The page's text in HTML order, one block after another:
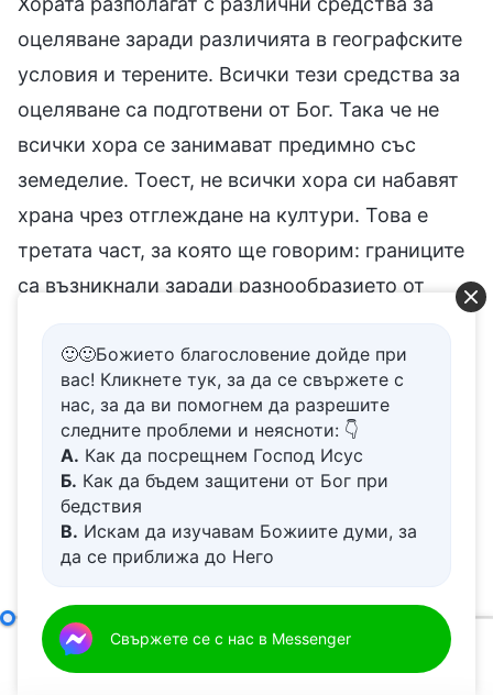
оцеляване заради различията в географските
условия и терените. Всички тези средства за
оцеляване са подготвени от Бог. Така че не
всички хора се занимават предимно със
земеделие. Тоест, не всички хора си набавят
храна чрез отглеждане на култури. Това е
третата част, за която ще говорим: границите
са възникнали заради разнообразието от
така, какви други начини на живот имат
хората? Какви други видове хора има от
гледна точка на различните източници на
храна? Има няколко основни вида.
Първият начин на живот е този на ловеца.
Всеки знае какво е това. Какво ядат хората,
птиците и зверовете от гората. „Дивеч“ е
съвременна дума. Ловците не мислят за тях
🙂🙂Божието благословение дойде при
вас! Кликнете тук, за да се свържете с
нас, за да ви помогнем да разрешите
следните проблеми и неясноти: 👇
А. Как да посрещнем Господ Исус
Б. Как да бъдем защитени от Бог при
бедствия
В. Искам да изучавам Божиите думи, за
да се приближа до Него
живот
Д.Имам молба за молитва
Свържете се с нас в Messenger
Самият Бог, единственият IX